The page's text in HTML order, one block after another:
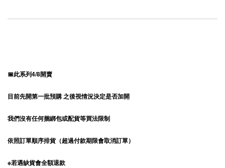
📅此系列4/8開賣
目前先開第一批預購 之後視情況決定是否加開
我們沒有任何捆綁包或配貨等買法限制
依照訂單順序排貨（超過付款期限會取消訂單）
※若遇缺貨會全額退款